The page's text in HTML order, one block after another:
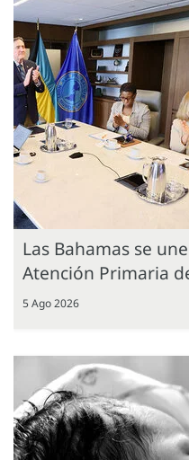
Las Bahamas se
Atención Primaria
5 Ago 2026